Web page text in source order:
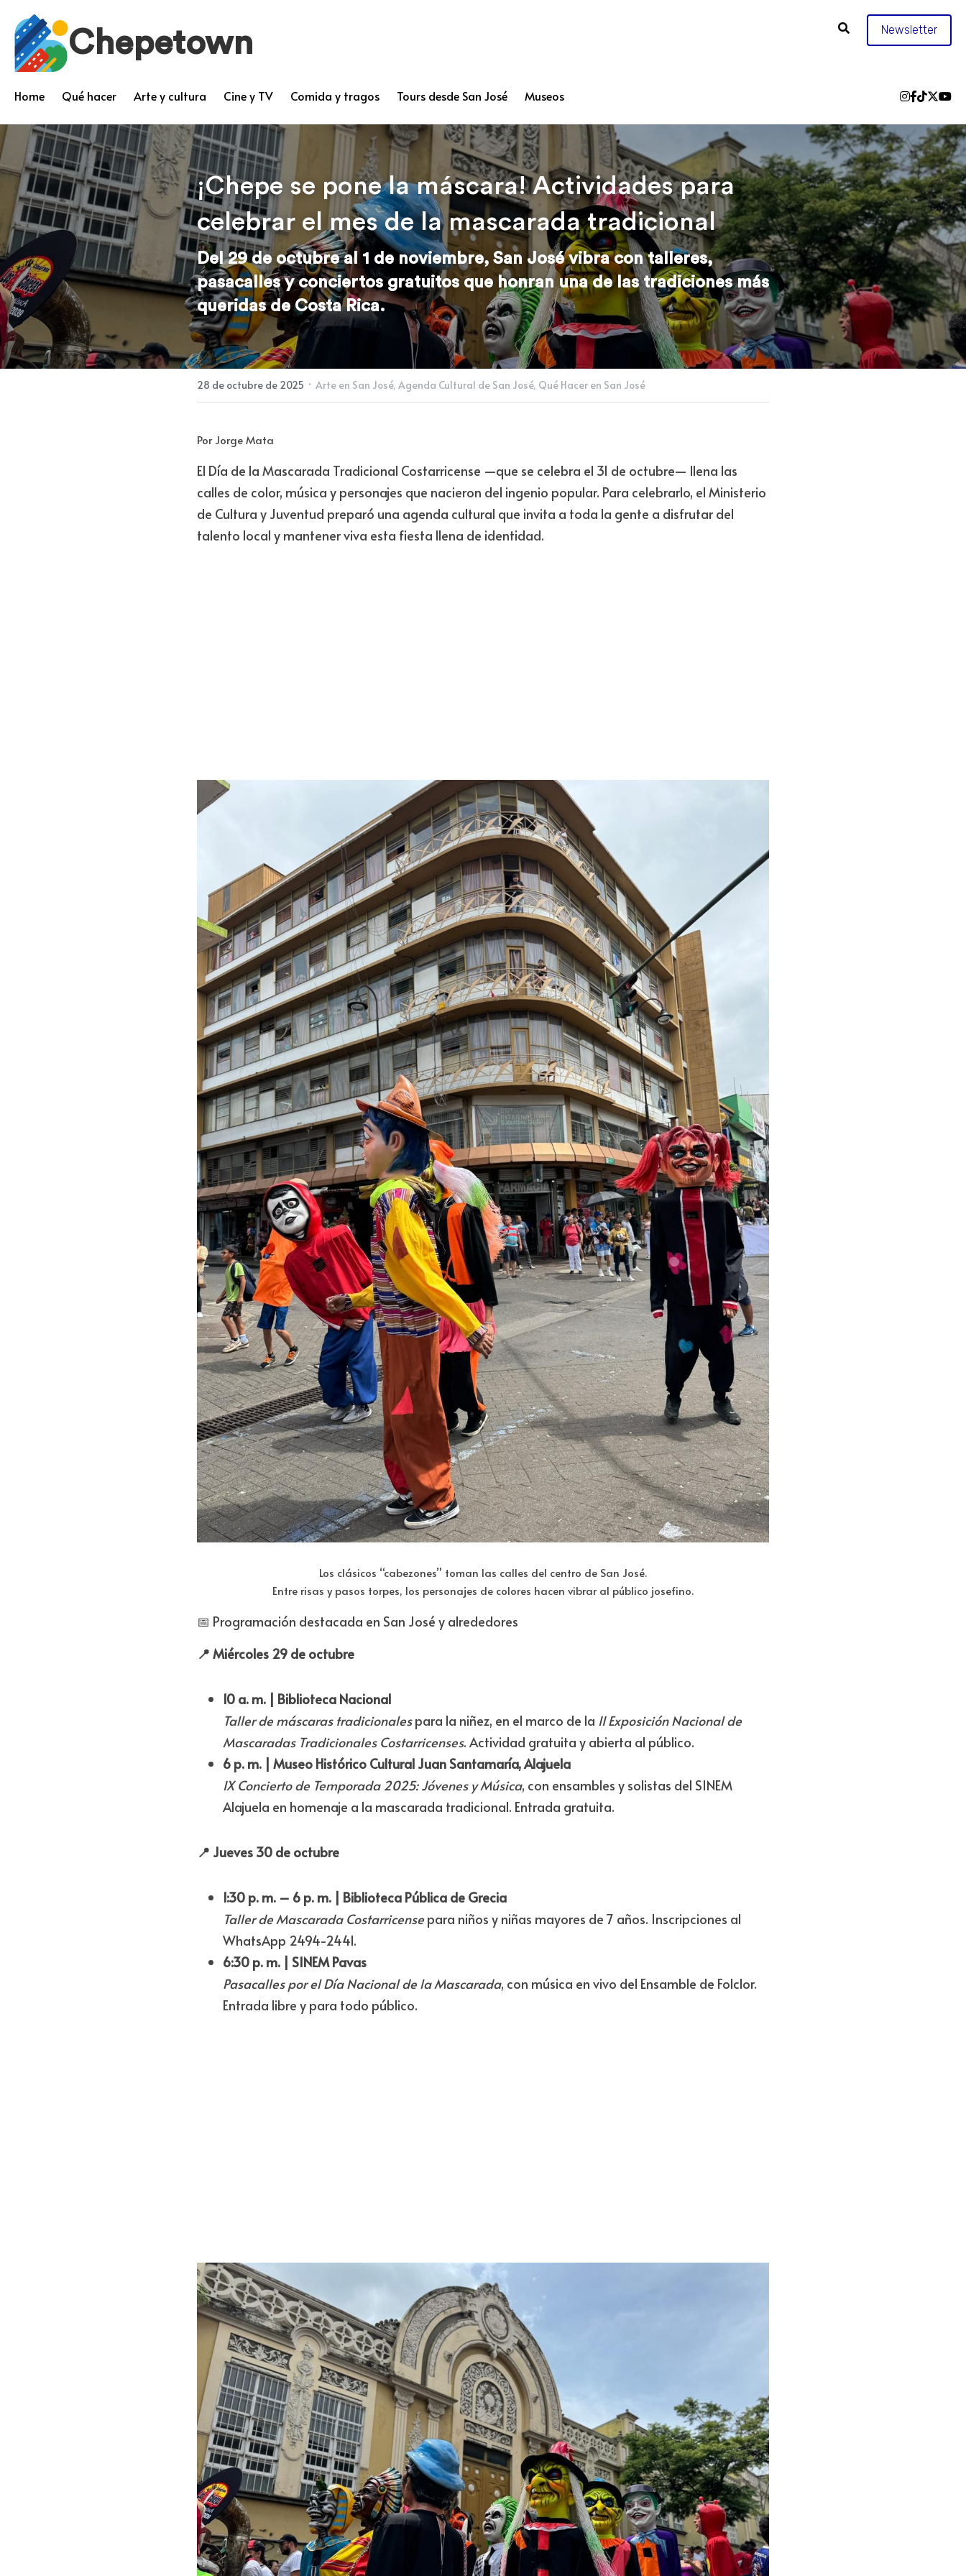
Chepetown Newsletter
Home Qué hacer Arte y cultura Cine y TV Comida y tragos Tours desde San José Museos
¡Chepe se pone la máscara! Actividades para
celebrar el mes de la mascarada tradicional
Del 29 de octubre al 1 de noviembre, San José vibra con talleres,
pasacalles y conciertos gratuitos que honran una de las tradiciones más
queridas de Costa Rica.
28 de octubre de 2025 · Arte en San José, Agenda Cultural de San José, Qué Hacer en San José
Por Jorge Mata
El Día de la Mascarada Tradicional Costarricense —que se celebra el 31 de octubre— llena las
calles de color, música y personajes que nacieron del ingenio popular. Para celebrarlo, el Ministerio
de Cultura y Juventud preparó una agenda cultural que invita a toda la gente a disfrutar del
talento local y mantener viva esta fiesta llena de identidad.
Los clásicos “cabezones” toman las calles del centro de San José.
Entre risas y pasos torpes, los personajes de colores hacen vibrar al público josefino.
📅 Programación destacada en San José y alrededores
📍 Miércoles 29 de octubre
10 a. m. | Biblioteca Nacional
Taller de máscaras tradicionales para la niñez, en el marco de la II Exposición Nacional de
Mascaradas Tradicionales Costarricenses. Actividad gratuita y abierta al público.
6 p. m. | Museo Histórico Cultural Juan Santamaría, Alajuela
IX Concierto de Temporada 2025: Jóvenes y Música, con ensambles y solistas del SINEM
Alajuela en homenaje a la mascarada tradicional. Entrada gratuita.
📍 Jueves 30 de octubre
1:30 p. m. – 6 p. m. | Biblioteca Pública de Grecia
Taller de Mascarada Costarricense para niños y niñas mayores de 7 años. Inscripciones al
WhatsApp 2494-2441.
6:30 p. m. | SINEM Pavas
Pasacalles por el Día Nacional de la Mascarada, con música en vivo del Ensamble de Folclor.
Entrada libre y para todo público.